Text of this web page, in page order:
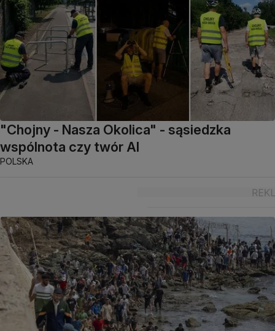
"Chojny - Nasza Okolica" - sąsiedzka
wspólnota czy twór AI
POLSKA